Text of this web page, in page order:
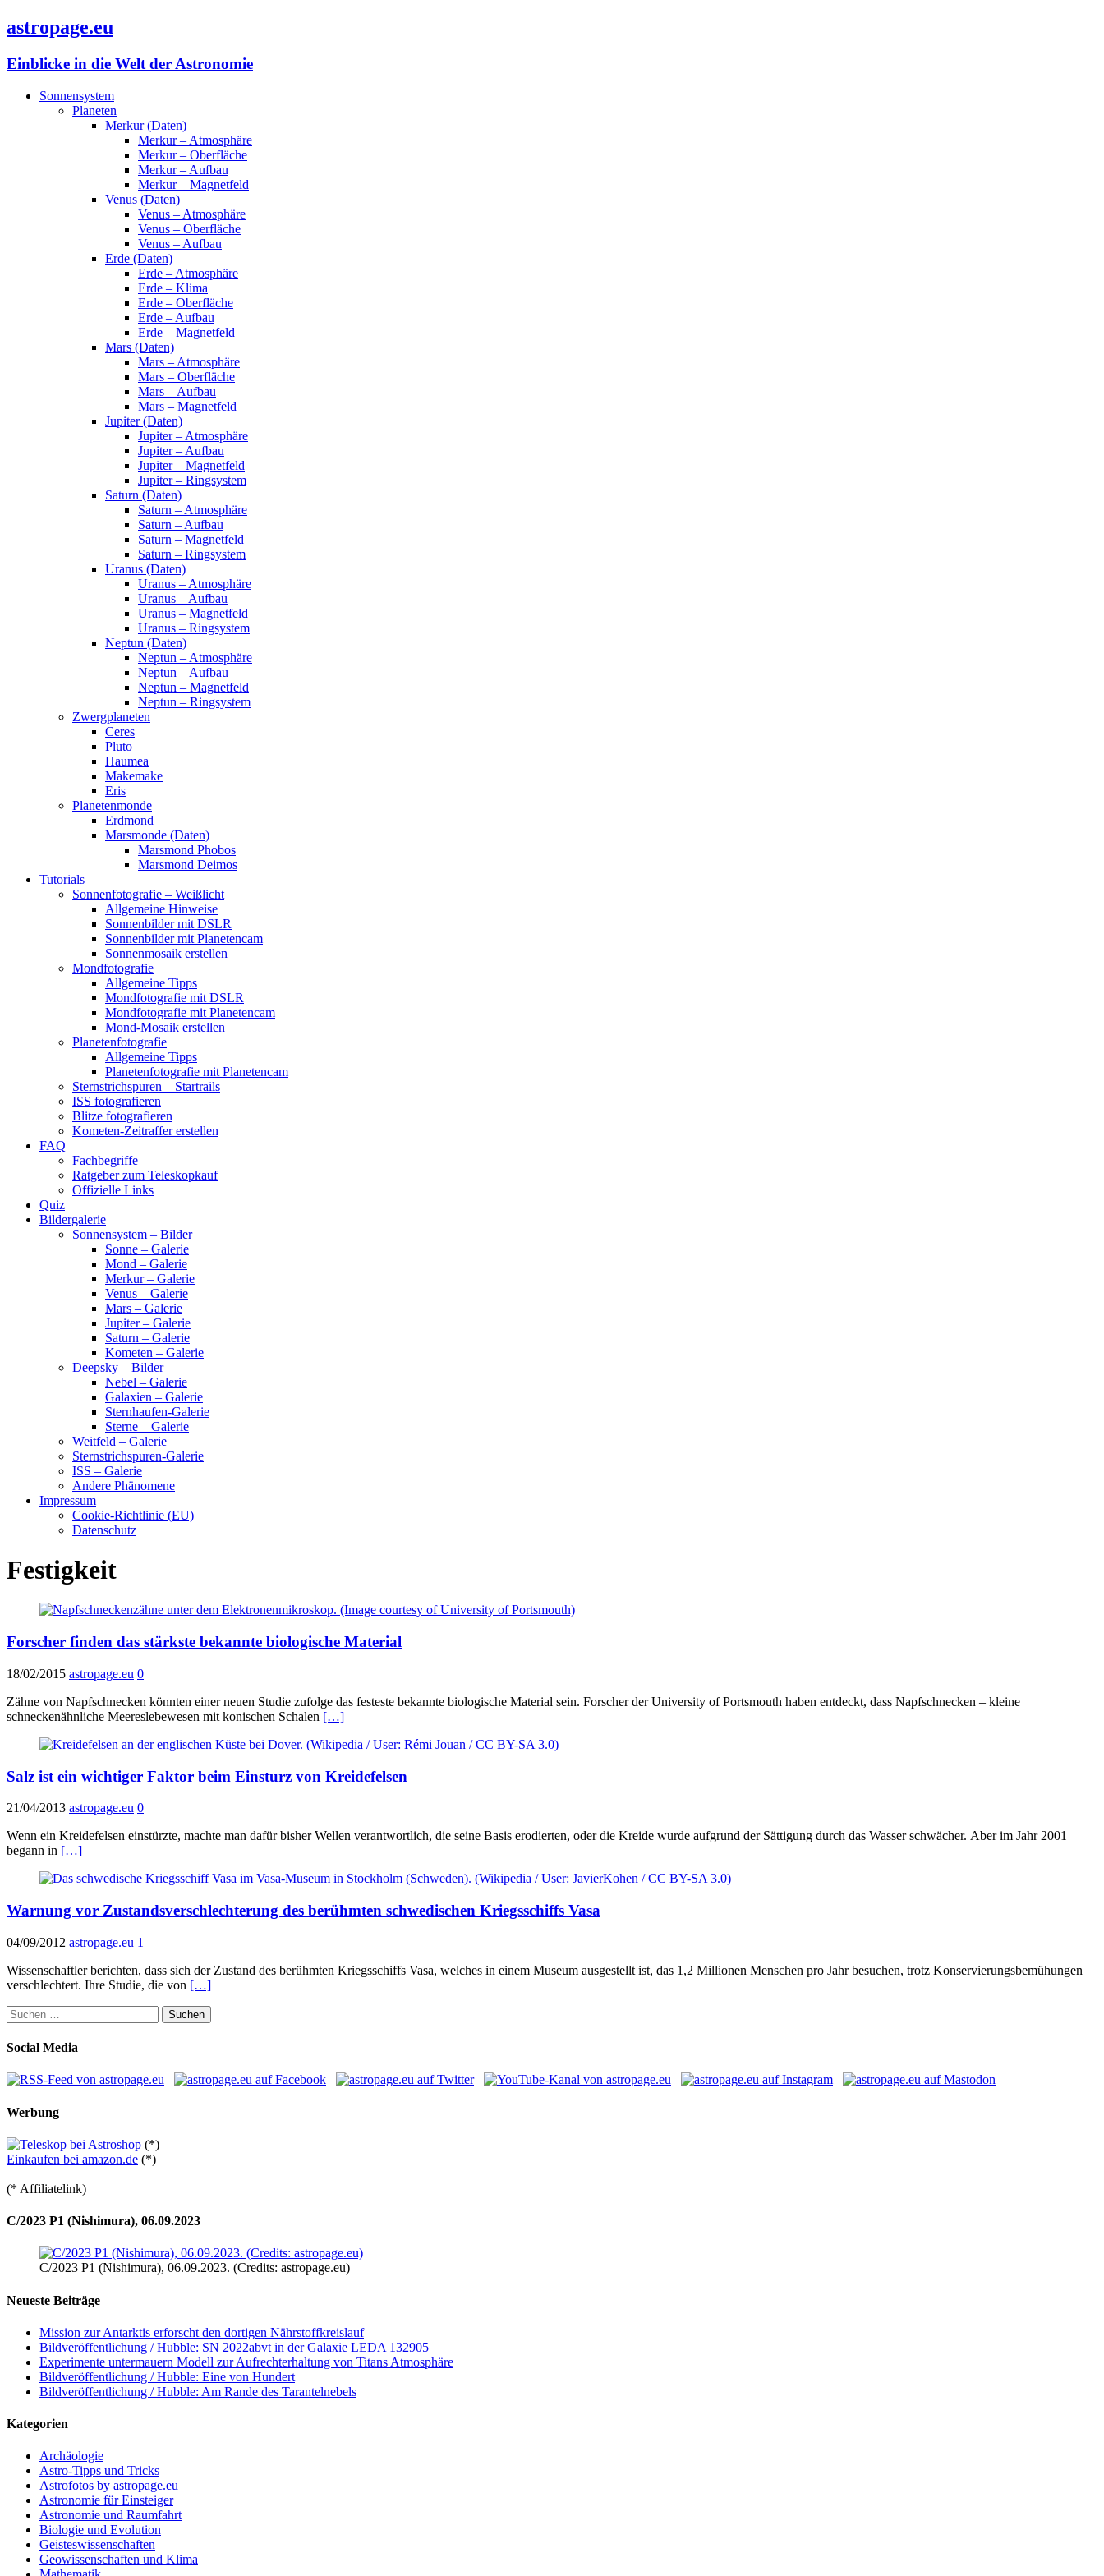
astropage.eu
Einblicke in die Welt der Astronomie
Sonnensystem
Planeten
Merkur (Daten)
Merkur – Atmosphäre
Merkur – Oberfläche
Merkur – Aufbau
Merkur – Magnetfeld
Venus (Daten)
Venus – Atmosphäre
Venus – Oberfläche
Venus – Aufbau
Erde (Daten)
Erde – Atmosphäre
Erde – Klima
Erde – Oberfläche
Erde – Aufbau
Erde – Magnetfeld
Mars (Daten)
Mars – Atmosphäre
Mars – Oberfläche
Mars – Aufbau
Mars – Magnetfeld
Jupiter (Daten)
Jupiter – Atmosphäre
Jupiter – Aufbau
Jupiter – Magnetfeld
Jupiter – Ringsystem
Saturn (Daten)
Saturn – Atmosphäre
Saturn – Aufbau
Saturn – Magnetfeld
Saturn – Ringsystem
Uranus (Daten)
Uranus – Atmosphäre
Uranus – Aufbau
Uranus – Magnetfeld
Uranus – Ringsystem
Neptun (Daten)
Neptun – Atmosphäre
Neptun – Aufbau
Neptun – Magnetfeld
Neptun – Ringsystem
Zwergplaneten
Ceres
Pluto
Haumea
Makemake
Eris
Planetenmonde
Erdmond
Marsmonde (Daten)
Marsmond Phobos
Marsmond Deimos
Tutorials
Sonnenfotografie – Weißlicht
Allgemeine Hinweise
Sonnenbilder mit DSLR
Sonnenbilder mit Planetencam
Sonnenmosaik erstellen
Mondfotografie
Allgemeine Tipps
Mondfotografie mit DSLR
Mondfotografie mit Planetencam
Mond-Mosaik erstellen
Planetenfotografie
Allgemeine Tipps
Planetenfotografie mit Planetencam
Sternstrichspuren – Startrails
ISS fotografieren
Blitze fotografieren
Kometen-Zeitraffer erstellen
FAQ
Fachbegriffe
Ratgeber zum Teleskopkauf
Offizielle Links
Quiz
Bildergalerie
Sonnensystem – Bilder
Sonne – Galerie
Mond – Galerie
Merkur – Galerie
Venus – Galerie
Mars – Galerie
Jupiter – Galerie
Saturn – Galerie
Kometen – Galerie
Deepsky – Bilder
Nebel – Galerie
Galaxien – Galerie
Sternhaufen-Galerie
Sterne – Galerie
Weitfeld – Galerie
Sternstrichspuren-Galerie
ISS – Galerie
Andere Phänomene
Impressum
Cookie-Richtlinie (EU)
Datenschutz
Festigkeit
Forscher finden das stärkste bekannte biologische Material
18/02/2015 astropage.eu 0
Zähne von Napfschnecken könnten einer neuen Studie zufolge das festeste bekannte biologische Material sein. Forscher der University of Portsmouth haben entdeckt, dass Napfschnecken – kleine
schneckenähnliche Meereslebewesen mit konischen Schalen […]
Salz ist ein wichtiger Faktor beim Einsturz von Kreidefelsen
21/04/2013 astropage.eu 0
Wenn ein Kreidefelsen einstürzte, machte man dafür bisher Wellen verantwortlich, die seine Basis erodierten, oder die Kreide wurde aufgrund der Sättigung durch das Wasser schwächer. Aber im Jahr 2001
begann in […]
Warnung vor Zustandsverschlechterung des berühmten schwedischen Kriegsschiffs Vasa
04/09/2012 astropage.eu 1
Wissenschaftler berichten, dass sich der Zustand des berühmten Kriegsschiffs Vasa, welches in einem Museum ausgestellt ist, das 1,2 Millionen Menschen pro Jahr besuchen, trotz Konservierungsbemühungen
verschlechtert. Ihre Studie, die von […]
Suchen
nach:
Social Media
Werbung
(*)
Einkaufen bei amazon.de (*)
(* Affiliatelink)
C/2023 P1 (Nishimura), 06.09.2023
C/2023 P1 (Nishimura), 06.09.2023. (Credits: astropage.eu)
Neueste Beiträge
Mission zur Antarktis erforscht den dortigen Nährstoffkreislauf
Bildveröffentlichung / Hubble: SN 2022abvt in der Galaxie LEDA 132905
Experimente untermauern Modell zur Aufrechterhaltung von Titans Atmosphäre
Bildveröffentlichung / Hubble: Eine von Hundert
Bildveröffentlichung / Hubble: Am Rande des Tarantelnebels
Kategorien
Archäologie
Astro-Tipps und Tricks
Astrofotos by astropage.eu
Astronomie für Einsteiger
Astronomie und Raumfahrt
Biologie und Evolution
Geisteswissenschaften
Geowissenschaften und Klima